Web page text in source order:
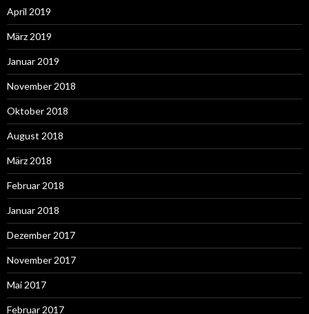
April 2019
März 2019
Januar 2019
November 2018
Oktober 2018
August 2018
März 2018
Februar 2018
Januar 2018
Dezember 2017
November 2017
Mai 2017
Februar 2017